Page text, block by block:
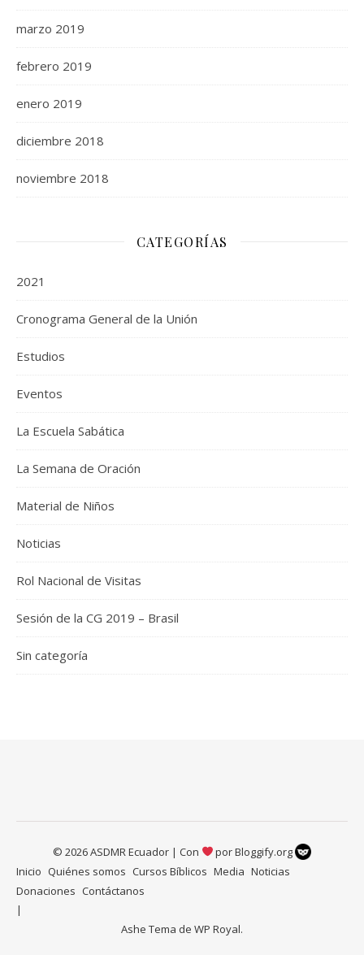
marzo 2019
febrero 2019
enero 2019
diciembre 2018
noviembre 2018
CATEGORÍAS
2021
Cronograma General de la Unión
Estudios
Eventos
La Escuela Sabática
La Semana de Oración
Material de Niños
Noticias
Rol Nacional de Visitas
Sesión de la CG 2019 – Brasil
Sin categoría
© 2026 ASDMR Ecuador | Con porBloggify.org
Inicio Quiénes somos Cursos Bíblicos Media Noticias
Donaciones Contáctanos
Ashe Tema de WP Royal.